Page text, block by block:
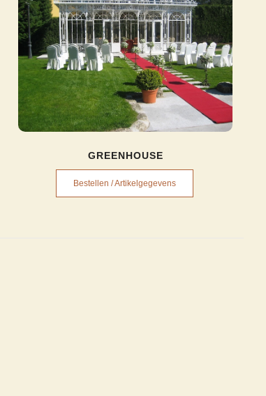
GREENHOUSE
Bestellen / Artikelgegevens